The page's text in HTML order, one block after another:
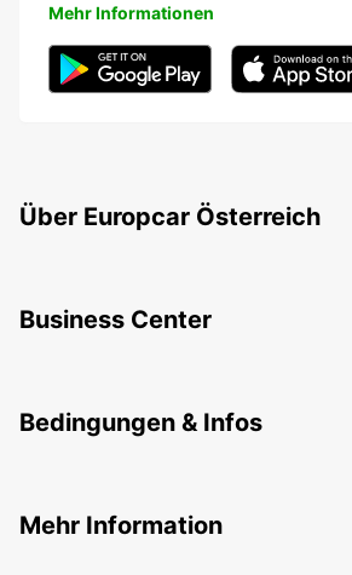
Mehr Informationen
Über Europcar Österreich
Business Center
Bedingungen & Infos
Mehr Information